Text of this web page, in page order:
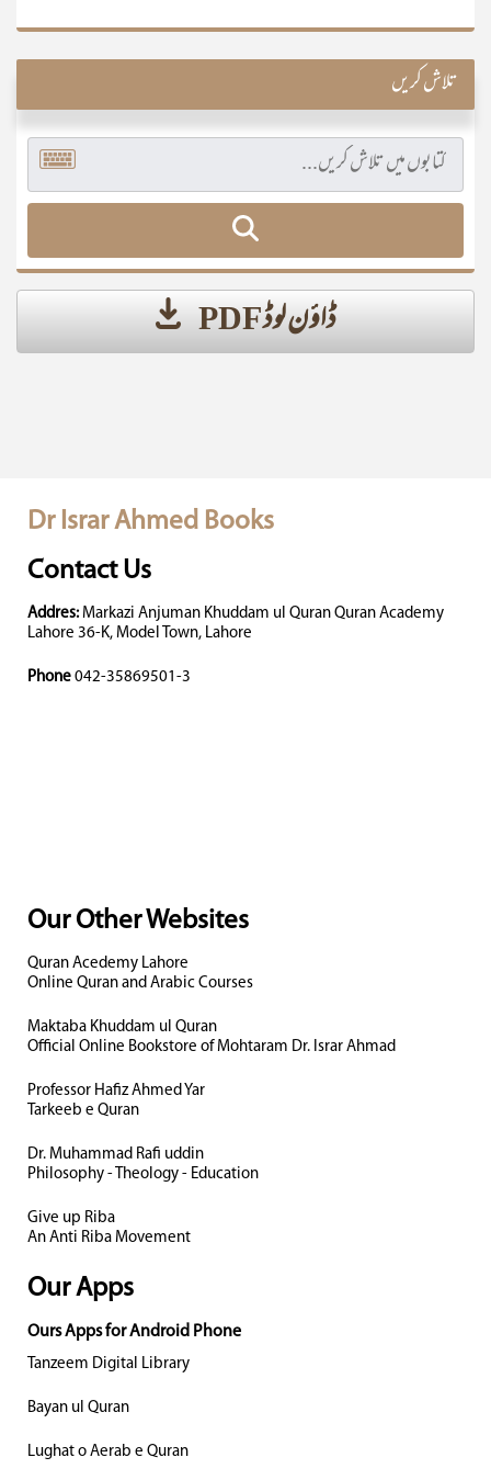
تلاش کریں
ڈاؤن لوڈ PDF
Dr Israr Ahmed Books
Contact Us
Addres: Markazi Anjuman Khuddam ul Quran Quran Academy
Lahore 36-K, Model Town, Lahore
Phone 042-35869501-3
Our Other Websites
Quran Acedemy Lahore
Online Quran and Arabic Courses
Maktaba Khuddam ul Quran
Official Online Bookstore of Mohtaram Dr. Israr Ahmad
Professor Hafiz Ahmed Yar
Tarkeeb e Quran
Dr. Muhammad Rafi uddin
Philosophy - Theology - Education
Give up Riba
An Anti Riba Movement
Our Apps
Ours Apps for Android Phone
Tanzeem Digital Library
Bayan ul Quran
Lughat o Aerab e Quran